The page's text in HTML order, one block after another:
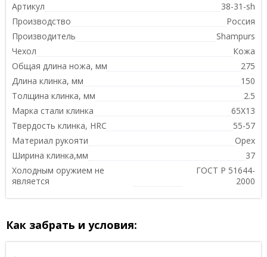
Артикул
38-31-sh
Производство
Россия
Производитель
Shampurs
Чехол
Кожа
Общая длина ножа, мм
275
Длина клинка, мм
150
Толщина клинка, мм
2.5
Марка стали клинка
65Х13
Твердость клинка, HRC
55-57
Материал рукояти
Орех
Ширина клинка,мм
37
Холодным оружием не
является
ГОСТ Р 51644-
2000
Как забрать и условия: